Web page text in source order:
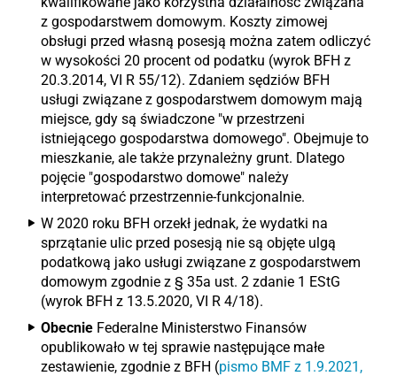
z gospodarstwem domowym. Koszty zimowej
obsługi przed własną posesją można zatem odliczyć
w wysokości 20 procent od podatku (wyrok BFH z
20.3.2014, VI R 55/12). Zdaniem sędziów BFH
usługi związane z gospodarstwem domowym mają
miejsce, gdy są świadczone "w przestrzeni
istniejącego gospodarstwa domowego". Obejmuje to
mieszkanie, ale także przynależny grunt. Dlatego
pojęcie "gospodarstwo domowe" należy
interpretować przestrzennie-funkcjonalnie.
W 2020 roku BFH orzekł jednak, że wydatki na
sprzątanie ulic przed posesją nie są objęte ulgą
podatkową jako usługi związane z gospodarstwem
domowym zgodnie z § 35a ust. 2 zdanie 1 EStG
(wyrok BFH z 13.5.2020, VI R 4/18).
Obecnie Federalne Ministerstwo Finansów
opublikowało w tej sprawie następujące małe
zestawienie, zgodnie z BFH (pismo BMF z 1.9.2021,